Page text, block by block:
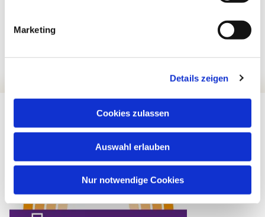
Marketing
Details zeigen
Cookies zulassen
Auswahl erlauben
Nur notwendige Cookies